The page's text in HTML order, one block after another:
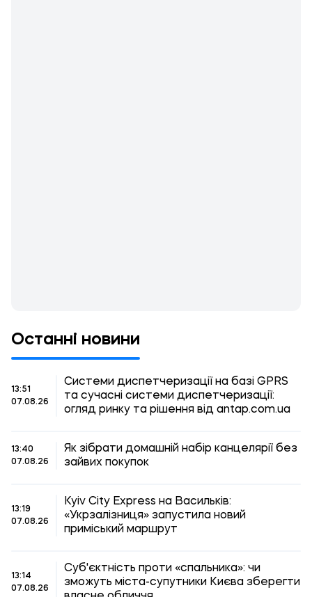
Останні новини
13:51
07.08.26
Системи диспетчеризації на базі GPRS
та сучасні системи диспетчеризації:
огляд ринку та рішення від antap.com.ua
13:40
07.08.26
Як зібрати домашній набір канцелярії без
зайвих покупок
13:19
07.08.26
Kyiv City Express на Васильків:
«Укрзалізниця» запустила новий
приміський маршрут
13:14
07.08.26
Суб'єктність проти «спальника»: чи
зможуть міста-супутники Києва зберегти